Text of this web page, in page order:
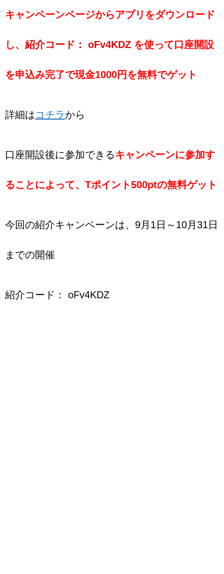
キャンペーンページからアプリをダウンロード
し、 紹介コード： oFv4KDZ を使って口座開設
を申込み完了で現金1000円を無料でゲット
詳細は コチラから
口座開設後に参加できるキャンペーンに参加す
ることによって、 Tポイント500ptの無料ゲット
今回の紹介キャンペーンは、9月1日～10月31日
までの開催
紹介コード： oFv4KDZ